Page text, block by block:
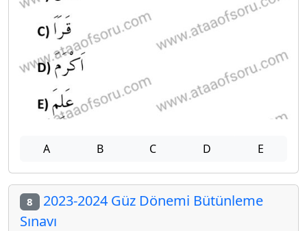
A B C D E
8 2023-2024 Güz Dönemi Bütünleme
Sınavı